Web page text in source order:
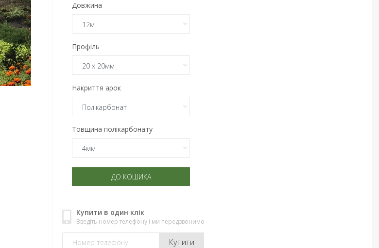
Довжина
Профіль
Накриття арок
Товщина полікарбонату
ДО КОШИКА
Купити в один клік
Введіть номер телефону і ми передзвонимо
Купити